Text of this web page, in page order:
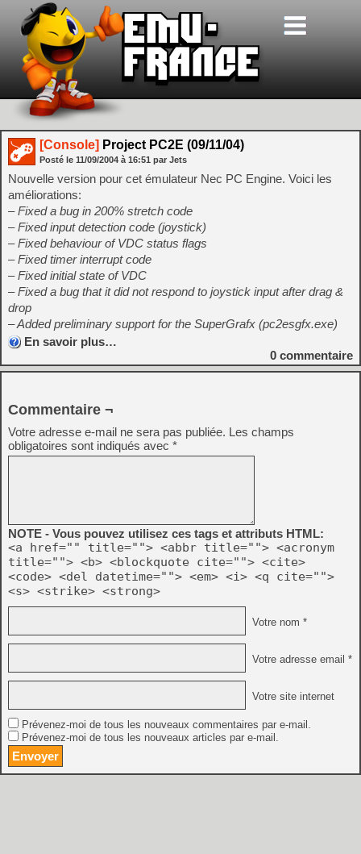
[Console] Project PC2E (09/11/04)
Posté le 11/09/2004 à 16:51 par Jets
Nouvelle version pour cet émulateur Nec PC Engine. Voici les
améliorations:
– Fixed a bug in 200% stretch code
– Fixed input detection code (joystick)
– Fixed behaviour of VDC status flags
– Fixed timer interrupt code
– Fixed initial state of VDC
– Fixed a bug that it did not respond to joystick input after drag &
drop
– Added preliminary support for the SuperGrafx (pc2esgfx.exe)
En savoir plus…
0 commentaire
Commentaire ¬
Votre adresse e-mail ne sera pas publiée. Les champs
obligatoires sont indiqués avec *
NOTE - Vous pouvez utilisez ces tags et attributs HTML:
<a href="" title=""> <abbr title=""> <acronym
title=""> <b> <blockquote cite=""> <cite>
<code> <del datetime=""> <em> <i> <q cite="">
<s> <strike> <strong>
Votre nom *
Votre adresse email *
Votre site internet
Prévenez-moi de tous les nouveaux commentaires par e-mail.
Prévenez-moi de tous les nouveaux articles par e-mail.